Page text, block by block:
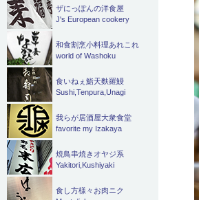
ザにっぽんの洋食屋
J's European cookery
和食割烹小料理あれこれ
world of Washoku
食いねぇ鮨天麩羅鰻
Sushi,Tenpura,Unagi
我らが居酒屋大衆食堂
favorite my Izakaya
焼鳥串焼きオヤジ系
Yakitori,Kushiyaki
食し方様々お肉ニク